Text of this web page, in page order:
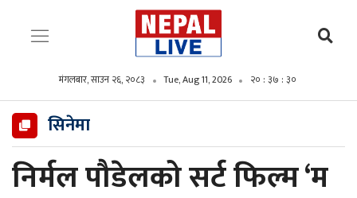
मंगलबार, साउन २६, २०८३ Tue, Aug 11, 2026 २० : ३७ : ३१
सिनेमा
निर्मल पौडेलको सर्ट फिल्म ‘म